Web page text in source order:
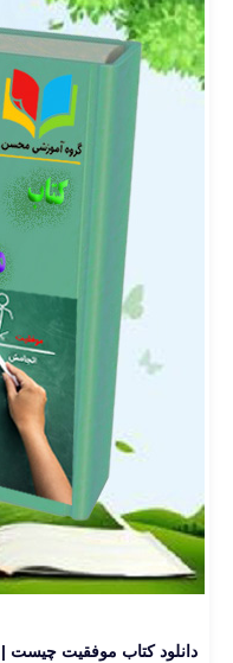
دانلود کتاب موفقیت چیست